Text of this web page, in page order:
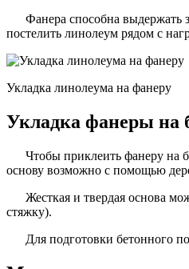
Фанера способна выдержать
постелить линолеум рядом с
Укладка линолеума на фанеру
Укладка фанеры на
Чтобы приклеить фанеру на
основу возможно с помощью
Жесткая и твердая основа
стяжку).
Для подготовки бетонного